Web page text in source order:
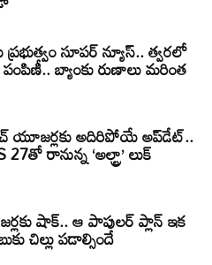
ప్రభుత్వం సూపర్ న్యూస్.. త్వరలో
పంపిణీ.. బ్యాంకు రుణాలు మరింత
అదిరిపోయే అప్‌డేట్..
రానున్న ‘అల్ట్రా’ లుక్
షాక్.. ఆ పాపులర్ ప్లాన్ ఇక
చిల్లు పడాల్సిందే